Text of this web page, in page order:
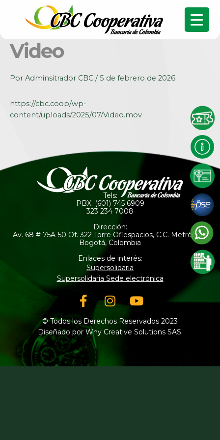
Video
Por Adminsitrador CBC /5 de febrero de 2026
https://cbc.coop/wp-
content/uploads/2025/07/Video.mov
Tels:
PBX: (601) 745 6909
323 234 7008
Dirección:
Av. 68 # 75A-50 Of. 322 Torre Ofiespacios, C.C. Metrópolis
Bogotá, Colombia
Enlaces de interés:
Supersolidaria
Supersolidaria Sede electrónica
Facebook-
f
Instagram
Youtube
© Todos los Derechos Reservados 2023
Diseñado por Why Creative Solutions SAS.